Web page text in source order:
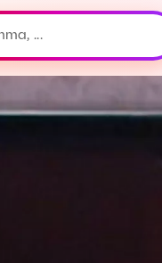
Voor
best